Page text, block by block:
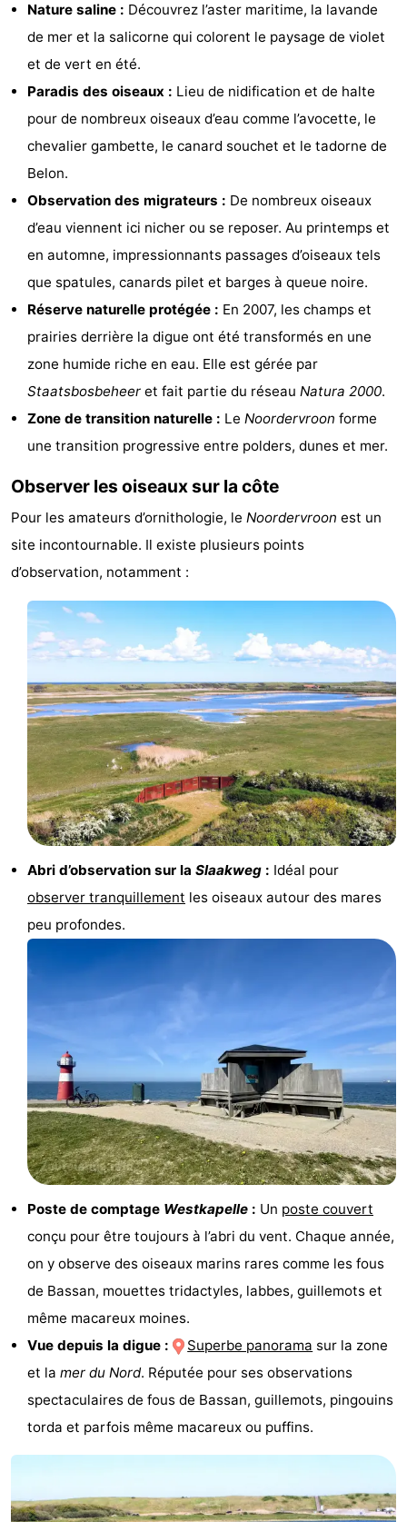
Musées
Monuments
Moulins
Points
vue
Attractions
Terrains
jeux
intérieures
Bowling
mini-
bien-
Villages
&
Nature
guidées
Sports
Piscines
Faire
vélo
Randonnée
Équitation
Manèges
de
golf
Peche
Sportive
Equitation
Conduite
l'anneau
manger
Événements
Pratiques
Forum
Route
Stationnement
Médicales
Région
Zeeland
Schouwen-
Renesse
Bruinisse
-
Nature saline : Découvrez l’aster maritime, la lavande
de mer et la salicorne qui colorent le paysage de violet
et de vert en été.
Paradis des oiseaux : Lieu de nidification et de halte
pour de nombreux oiseaux d’eau comme l’avocette, le
chevalier gambette, le canard souchet et le tadorne de
Belon.
Observation des migrateurs : De nombreux oiseaux
d’eau viennent ici nicher ou se reposer. Au printemps et
en automne, impressionnants passages d’oiseaux tels
que spatules, canards pilet et barges à queue noire.
Réserve naturelle protégée : En 2007, les champs et
prairies derrière la digue ont été transformés en une
zone humide riche en eau. Elle est gérée par
Staatsbosbeheer et fait partie du réseau Natura 2000.
Zone de transition naturelle : Le Noordervroon forme
une transition progressive entre polders, dunes et mer.
Observer les oiseaux sur la côte
Pour les amateurs d’ornithologie, le Noordervroon est un
site incontournable. Il existe plusieurs points
d’observation, notamment :
Abri d’observation sur la Slaakweg : Idéal pour
observer tranquillement les oiseaux autour des mares
peu profondes.
Poste de comptage Westkapelle : Un poste couvert
conçu pour être toujours à l’abri du vent. Chaque année,
on y observe des oiseaux marins rares comme les fous
de Bassan, mouettes tridactyles, labbes, guillemots et
même macareux moines.
Vue depuis la digue :
Superbe panorama sur la zone
et la mer du Nord. Réputée pour ses observations
spectaculaires de fous de Bassan, guillemots, pingouins
torda et parfois même macareux ou puffins.